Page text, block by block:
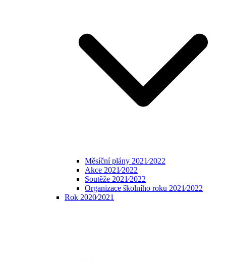
Měsíční plány 2021⁄2022
Akce 2021⁄2022
Soutěže 2021⁄2022
Organizace školního roku 2021⁄2022
Rok 2020⁄2021